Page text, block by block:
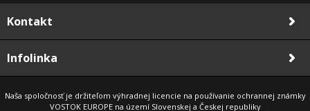
Kontakt
Infolinka
Naša spoločnosť je držiteľom výhradnej licencie na používanie ochrannej známky
VOSTOK EUROPE na území Slovenskej a Českej republiky